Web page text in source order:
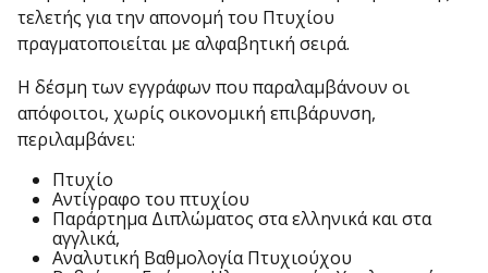
τελετής για την απονομή του Πτυχίου
πραγματοποιείται με αλφαβητική σειρά.
Η δέσμη των εγγράφων που παραλαμβάνουν οι
απόφοιτοι, χωρίς οικονομική επιβάρυνση,
περιλαμβάνει:
Πτυχίο
Αντίγραφο του πτυχίου
Παράρτημα Διπλώματος στα ελληνικά και στα
αγγλικά,
Αναλυτική Βαθμολογία Πτυχιούχου